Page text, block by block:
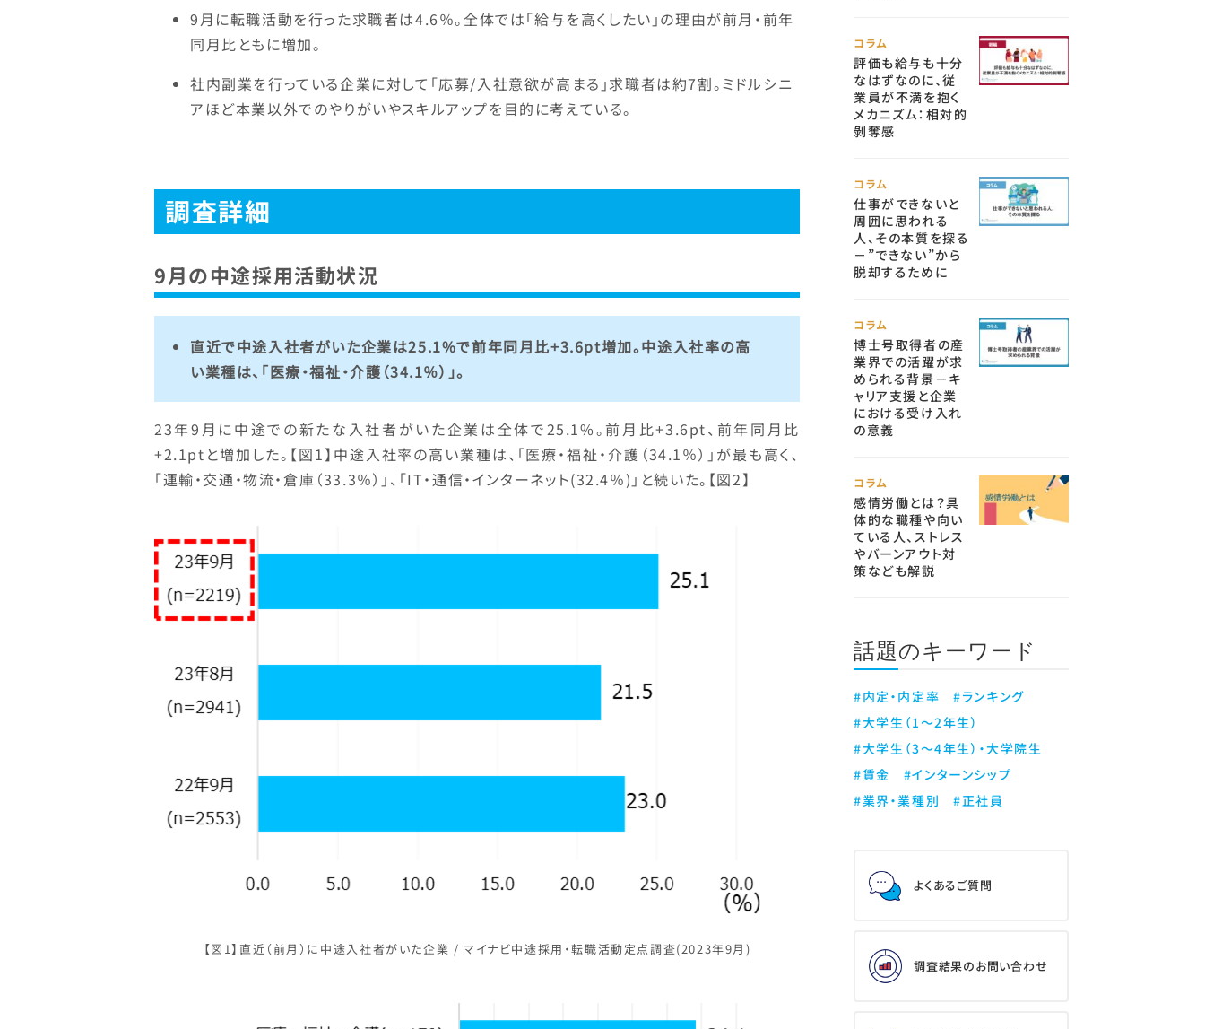
9月に転職活動を行った求職者は4.6％。全体では「給与を高くしたい」の理由が前月・前年
同月比ともに増加。
社内副業を行っている企業に対して「応募/入社意欲が高まる」求職者は約7割。ミドルシニ
アほど本業以外でのやりがいやスキルアップを目的に考えている。
調査詳細
9月の中途採用活動状況
直近で中途入社者がいた企業は25.1%で前年同月比+3.6pt増加。中途入社率の高
い業種は、「医療・福祉・介護（34.1％）」。
23年9月に中途での新たな入社者がいた企業は全体で25.1%。前月比+3.6pt、前年同月比
+2.1ptと増加した。【図1】中途入社率の高い業種は、「医療・福祉・介護（34.1％）」が最も高く、
「運輸・交通・物流・倉庫（33.3％）」、「IT・通信・インターネット(32.4％)」と続いた。【図2】
【図1】直近（前月）に中途入社者がいた企業 / マイナビ中途採用・転職活動定点調査(2023年9月)
コラム
評価も給与も十分
なはずなのに、従
業員が不満を抱く
メカニズム：相対的
剝奪感
コラム
仕事ができないと
周囲に思われる
人、その本質を探る
－”できない”から
脱却するために
コラム
博士号取得者の産
業界での活躍が求
められる背景－キ
ャリア支援と企業
における受け入れ
の意義
コラム
感情労働とは？具
体的な職種や向い
ている人、ストレス
やバーンアウト対
策なども解説
話題のキーワード
#内定・内定率
#ランキング
#大学生（1～2年生）
#大学生（3～4年生）・大学院生
#賃金
#インターンシップ
#業界・業種別
#正社員
よくあるご質問
調査結果のお問い合わせ